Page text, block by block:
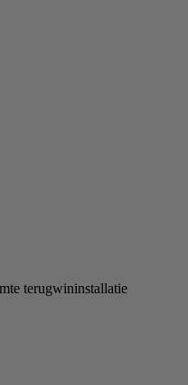
terugwininstallatie